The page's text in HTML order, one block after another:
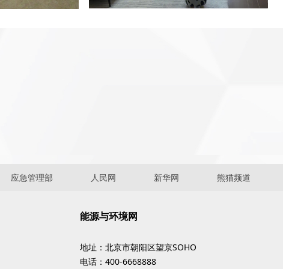
能源与环境网
地址：北京市朝阳区望京SOHO
电话：400-6668888
应急管理部 人民网 新华网 熊猫频道